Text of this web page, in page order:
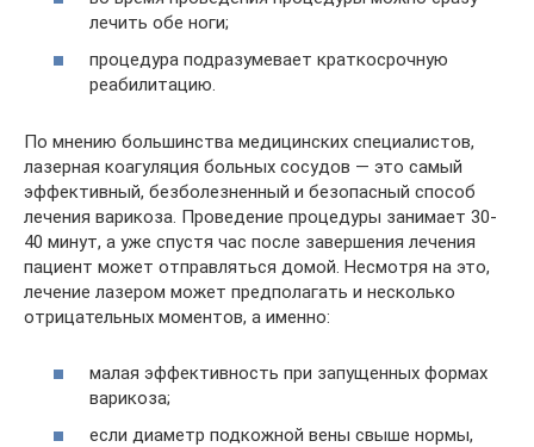
лечить обе ноги;
процедура подразумевает краткосрочную
реабилитацию.
По мнению большинства медицинских специалистов,
лазерная коагуляция больных сосудов — это самый
эффективный, безболезненный и безопасный способ
лечения варикоза. Проведение процедуры занимает 30-
40 минут, а уже спустя час после завершения лечения
пациент может отправляться домой. Несмотря на это,
лечение лазером может предполагать и несколько
отрицательных моментов, а именно:
малая эффективность при запущенных формах
варикоза;
если диаметр подкожной вены свыше нормы,